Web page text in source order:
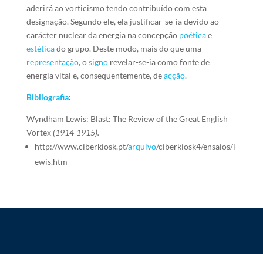
aderirá ao vorticismo tendo contribuído com esta
designação. Segundo ele, ela justificar-se-ia devido ao
carácter nuclear da energia na concepção poéticae
estéticado grupo. Deste modo, mais do que uma
representação, osignorevelar-se-ia como fonte de
energia vital e, consequentemente, deacção.
Bibliografia:
Wyndham Lewis: Blast: The Review of the Great English
Vortex(1914-1915).
http://www.ciberkiosk.pt/arquivo/ciberkiosk4/ensaios/l
ewis.htm